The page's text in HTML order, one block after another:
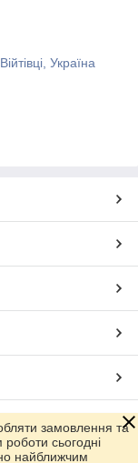
Україна
замовлення та
роботи сьогодні
найближчим